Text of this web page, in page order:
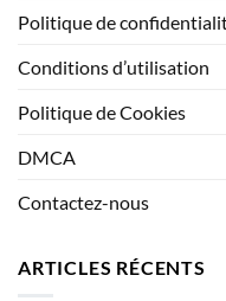
Politique de
Conditions d’utilisation
Politique de Cookies
DMCA
Contactez-nous
ARTICLES RÉCENTS